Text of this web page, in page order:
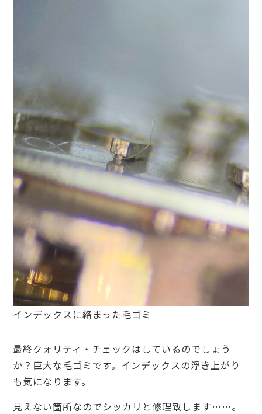
インデックスに絡まった毛ゴミ
最終クォリティ・チェックはしているのでしょう
か？巨大な毛ゴミです。インデックスの浮き上がり
も気になります。
見えない箇所なのでシッカリと修理致します……。